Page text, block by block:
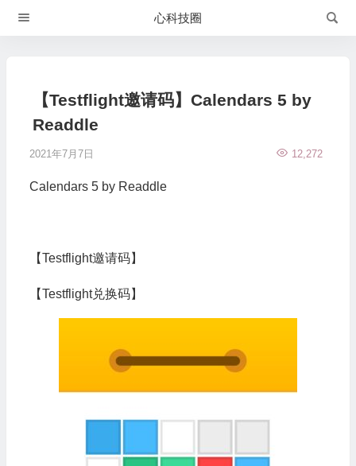
心科技圈
【Testflight邀请码】Calendars 5 by
Readdle
2021年7月7日 12,272
Calendars 5 by Readdle
【Testflight邀请码】
【Testflight兑换码】